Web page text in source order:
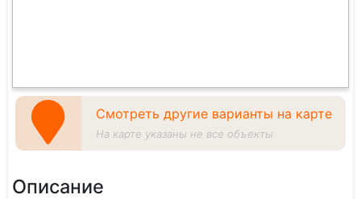
Смотреть другие варианты на карте
На карте указаны не все объекты
Описание